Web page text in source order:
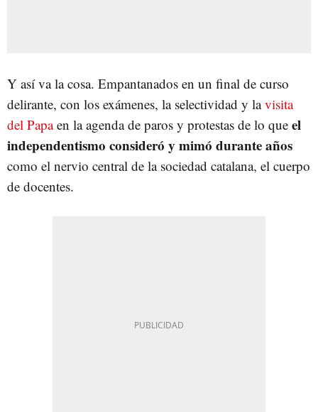
Y así va la cosa. Empantanados en un final de curso
delirante, con los exámenes, la selectividad y lavisita
del Papaen la agenda de paros y protestas de lo que el
independentismo consideró y mimó durante años
como el nervio central de la sociedad catalana, el cuerpo
de docentes.